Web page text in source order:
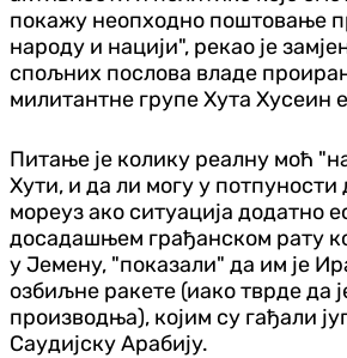
покажу неопходно поштовање
народу и нацији", рекао је
спољних послова владе
милитантне групе Хута Хусеин
Питање је колику реалну моћ
Хути, и да ли могу у потпуности
мореуз ако ситуација додатно
досадашњем грађанском рату
у Јемену, "показали" да им је
озбиљне ракете (иако тврде да
производња), којим су гађали
Саудијску Арабију.